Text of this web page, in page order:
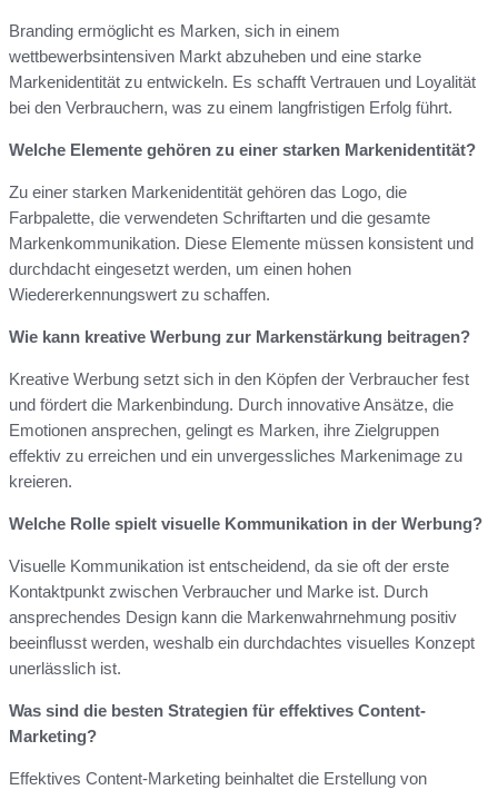
Branding ermöglicht es Marken, sich in einem
wettbewerbsintensiven Markt abzuheben und eine starke
Markenidentität zu entwickeln. Es schafft Vertrauen und Loyalität
bei den Verbrauchern, was zu einem langfristigen Erfolg führt.
Welche Elemente gehören zu einer starken Markenidentität?
Zu einer starken Markenidentität gehören das Logo, die
Farbpalette, die verwendeten Schriftarten und die gesamte
Markenkommunikation. Diese Elemente müssen konsistent und
durchdacht eingesetzt werden, um einen hohen
Wiedererkennungswert zu schaffen.
Wie kann kreative Werbung zur Markenstärkung beitragen?
Kreative Werbung setzt sich in den Köpfen der Verbraucher fest
und fördert die Markenbindung. Durch innovative Ansätze, die
Emotionen ansprechen, gelingt es Marken, ihre Zielgruppen
effektiv zu erreichen und ein unvergessliches Markenimage zu
kreieren.
Welche Rolle spielt visuelle Kommunikation in der Werbung?
Visuelle Kommunikation ist entscheidend, da sie oft der erste
Kontaktpunkt zwischen Verbraucher und Marke ist. Durch
ansprechendes Design kann die Markenwahrnehmung positiv
beeinflusst werden, weshalb ein durchdachtes visuelles Konzept
unerlässlich ist.
Was sind die besten Strategien für effektives Content-
Marketing?
Effektives Content-Marketing beinhaltet die Erstellung von